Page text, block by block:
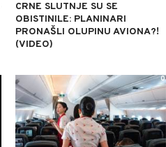
CRNE SLUTNJE SU SE
OBISTINILE: PLANINARI
PRONAŠLI OLUPINU AVIONA?!
(VIDEO)
0